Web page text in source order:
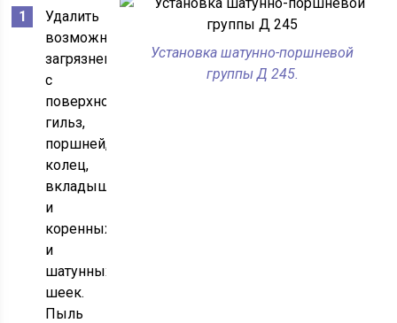
Установка шатунно-поршневой
группы Д 245.
Удалить
возможные
загрязнения
с
поверхности
гильз,
поршней,
колец,
вкладышей
и
коренных
и
шатунных
шеек.
Пыль